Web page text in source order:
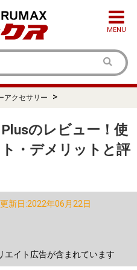
MENU
アクセサリー >
Plusのレビュー！使
・デメリットと評
新日:2022年06月22日
エイト広告が含まれています